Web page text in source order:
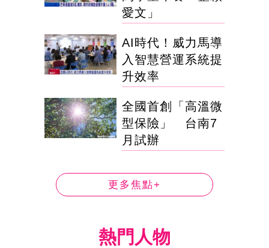
愛文」
AI時代！威力馬導
入智慧營運系統提
升效率
全國首創「高溫微
型保險」 台南7
月試辦
更多焦點+
熱門人物